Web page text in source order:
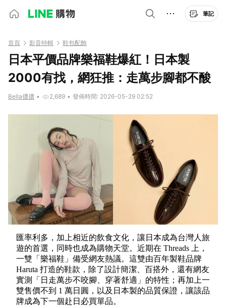
筆記
首頁 影音特輯 鞋包配飾
日本平價品牌樂福鞋爆紅！日本製
2000有找，網狂推：走萬步腳都不酸
Bella儂儂 • 2,689 • 發佈時間: 2026-05-29 02:52
匯率利多，加上相近的飲食文化，讓日本成為台灣人旅
遊的首選，同時也成為購物天堂。近期在 Threads 上，
一雙「樂福鞋」備受網友熱議。這雙由百年製鞋品牌
Haruta 打造的鞋款，除了設計簡潔、百搭外，還有網友
實測「日走萬步不咬腳、穿著舒適」的特性；再加上一
雙售價不到 1 萬日圓，以及日本製的品質保證，讓該品
牌成為下一個赴日必買單品。